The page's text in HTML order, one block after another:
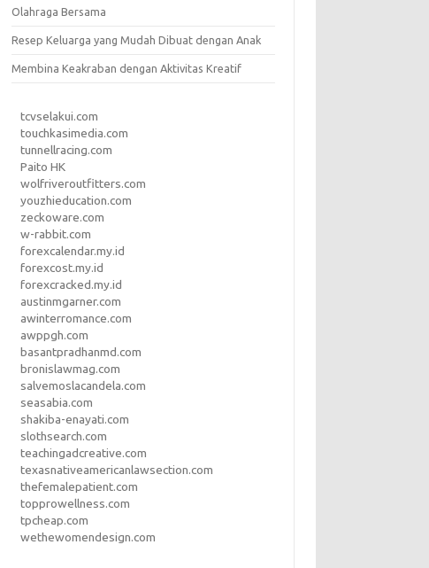
Olahraga Bersama
Resep Keluarga yang Mudah Dibuat dengan Anak
Membina Keakraban dengan Aktivitas Kreatif
tcvselakui.com
touchkasimedia.com
tunnellracing.com
Paito HK
wolfriveroutfitters.com
youzhieducation.com
zeckoware.com
w-rabbit.com
forexcalendar.my.id
forexcost.my.id
forexcracked.my.id
austinmgarner.com
awinterromance.com
awppgh.com
basantpradhanmd.com
bronislawmag.com
salvemoslacandela.com
seasabia.com
shakiba-enayati.com
slothsearch.com
teachingadcreative.com
texasnativeamericanlawsection.com
thefemalepatient.com
topprowellness.com
tpcheap.com
wethewomendesign.com